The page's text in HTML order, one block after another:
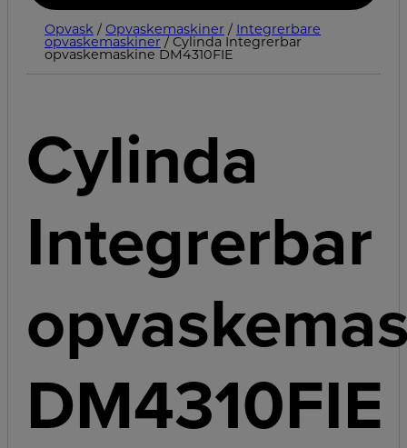
Opvask / Opvaskemaskiner / Integrerbare
opvaskemaskiner / Cylinda Integrerbar
opvaskemaskine DM4310FIE
Cylinda
Integrerbar
DM4310FIE